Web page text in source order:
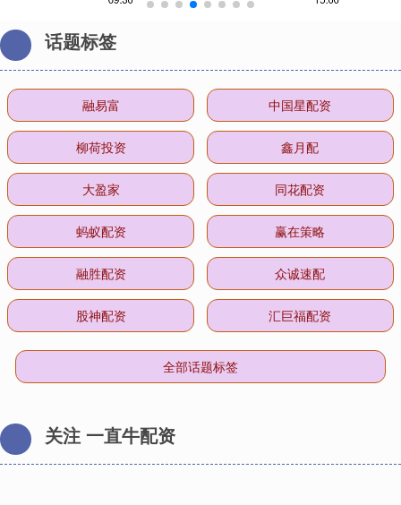
话题标签
融易富 中国星配资
柳荷投资 鑫月配
大盈家 同花配资
蚂蚁配资 赢在策略
融胜配资 众诚速配
股神配资 汇巨福配资
全部话题标签
关注 一直牛配资